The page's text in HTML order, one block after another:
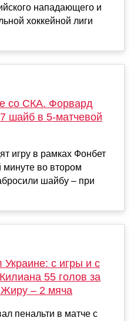
нападающего и
хоккейной лиги
со СКА. Форвард
шайб в 5-матчевой
игру в рамках Фонбет
во втором
шайбу – при
с игры и с
55 голов за
– 2 мяча
пенальти в матче с